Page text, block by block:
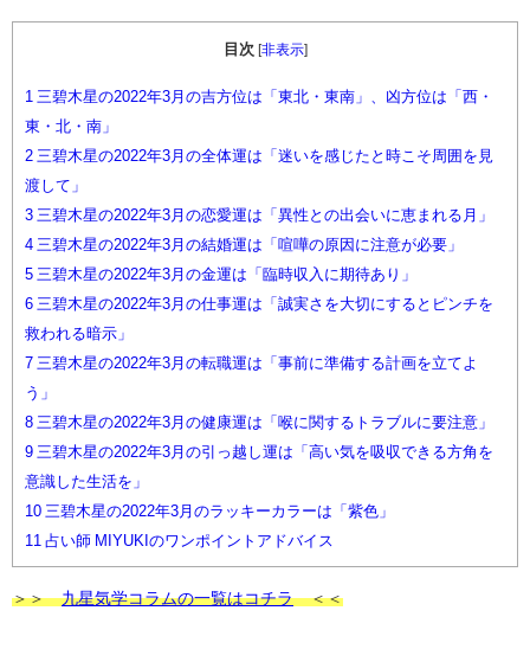
目次 非表示]
1 三碧木星の2022年3月の吉方位は「東北・東南」、凶方位は「西・
東・北・南」
2 三碧木星の2022年3月の全体運は「迷いを感じたと時こそ周囲を見
渡して」
3 三碧木星の2022年3月の恋愛運は「異性との出会いに恵まれる月」
4 三碧木星の2022年3月の結婚運は「喧嘩の原因に注意が必要」
5 三碧木星の2022年3月の金運は「臨時収入に期待あり」
6 三碧木星の2022年3月の仕事運は「誠実さを大切にするとピンチを
救われる暗示」
7 三碧木星の2022年3月の転職運は「事前に準備する計画を立てよ
う」
8 三碧木星の2022年3月の健康運は「喉に関するトラブルに要注意」
9 三碧木星の2022年3月の引っ越し運は「高い気を吸収できる方角を
意識した生活を」
10 三碧木星の2022年3月のラッキーカラーは「紫色」
11 占い師 MIYUKIのワンポイントアドバイス
＞＞九星気学コラムの一覧はコチラ＜＜